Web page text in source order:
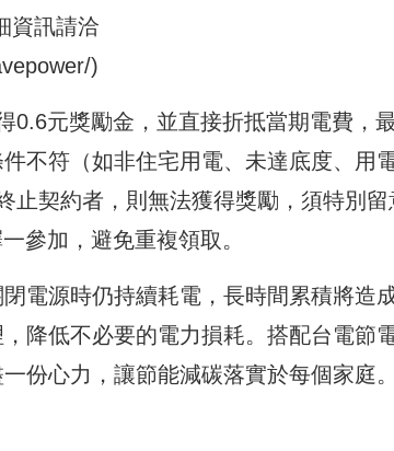
資訊請洽
)
0.6元獎勵金，並直接折抵當期電費，
不符（如非住宅用電、未達底度、用
止契約者，則無法獲得獎勵，須特別
參加，避免重複領取。
電源時仍持續耗電，長時間累積將造
降低不必要的電力損耗。搭配台電節
份心力，讓節能減碳落實於每個家庭。